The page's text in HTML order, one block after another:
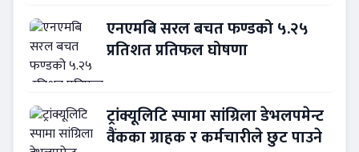
एनएमबि सरल बचत फण्डको ५.२५
प्रतिशत प्रतिफल घोषणा
ट्रांक्यूलिटि स्पामा सांग्रिला डेभलपमेन्ट
वैंकका ग्राहक र कर्मचारीले छुट पाउने